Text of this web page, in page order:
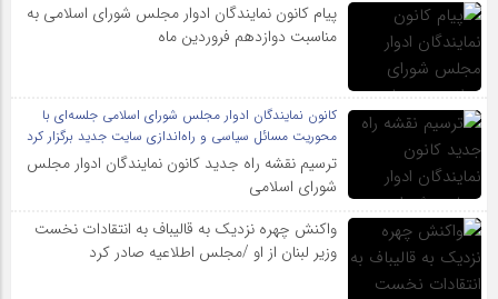
پیام کانون نمایندگان ادوار مجلس شورای اسلامی به
مناسبت دوازدهم فروردین ماه
کانون نمایندگان ادوار مجلس شورای اسلامی جلسه‌ای با
محوریت مسائل سیاسی و راه‌اندازی سایت جدید برگزار کرد
ترسیم نقشه راه جدید کانون نمایندگان ادوار مجلس
شورای اسلامی
واکنش چهره نزدیک به قالیباف به انتقادات نخست
وزیر لبنان از او /مجلس اطلاعیه صادر کرد